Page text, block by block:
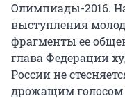
Олимпиады-2016.
выступления
фрагменты ее
глава Федерации
России не
дрожащим голосом